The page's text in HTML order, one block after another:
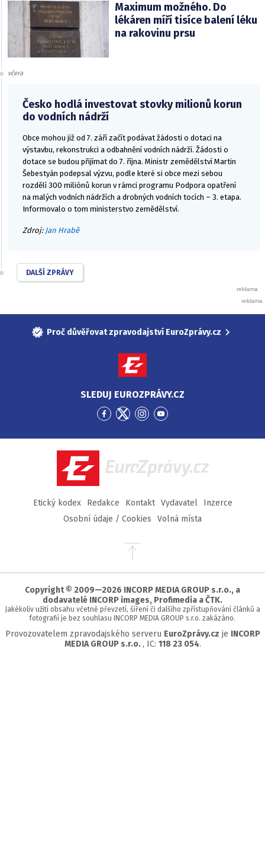
Maximum možného. Do
lékáren míří tisíce balení léku
na rakovinu prsu
včera
Česko hodlá investovat stovky milionů korun
do vodních nádrží
Obce mohou již od 7. září začít podávat žádosti o dotaci na
výstavbu, rekonstrukci a odbahnění vodních nádrží. Žádosti o
dotace se budou přijímat do 7. října. Ministr zemědělství Martin
Šebestyán podepsal výzvu, podle které si obce mezi sebou
rozdělí 300 miliónů korun v rámci programu Podpora opatření
na malých vodních nádržích a drobných vodních tocích – 3. etapa.
Informovalo o tom ministerstvo zemědělství.
Zdroj: Jan Hrabě
DALŠÍ ZPRÁVY
Proč důvěřovat zpravodajství EuroZprávy.cz
SLEDUJ EUROZPRÁVY.CZ
Přejít
Facebook
Přejít
Twitter
Přejít
Instagram
Přejít
YouTube
EuroZprávy.cz
Etický kodex Redakce Kontakt Vydavatel
Inzerce
Osobní údaje / Cookies
Volná místa
Přejít
stránky
Copyright © 2009—2026 INCORP MEDIA GROUP s.r.o., a
dodavatelé INCORP images, Profimedia a ČTK.
Jakékoliv užití obsahu včetně převzetí, šíření či dalšího zpřístupňování článků a
fotografií je bez souhlasu INCORP MEDIA GROUP s.r.o. zakázáno.
Provozovatelem zpravodajského serveru EuroZprávy.cz je INCORP
MEDIA GROUP s.r.o. , IC: 118 23 054.